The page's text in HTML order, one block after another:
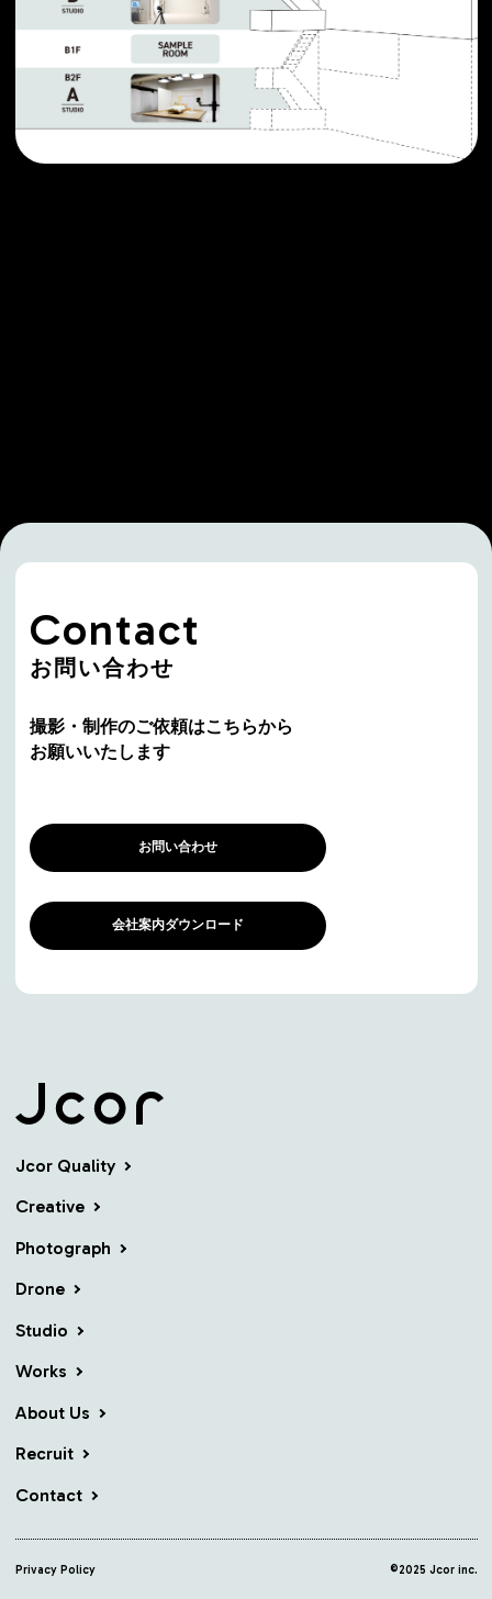
Contact
お問い合わせ
撮影・制作のご依頼はこちらから
お願いいたします
お問い合わせ
会社案内ダウンロード
Jcor Quality
Creative
Photograph
Drone
Studio
Works
About Us
Recruit
Contact
Privacy Policy ©2025 Jcor inc.